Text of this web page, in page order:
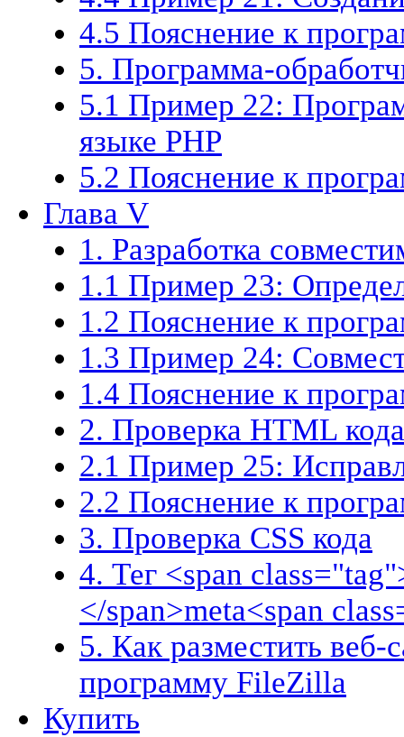
4.5 Пояснение к
5. Программа-
5.1 Пример 22:
языке PHP
5.2 Пояснение к
Глава V
1. Разработка
1.1 Пример 23:
1.2 Пояснение к
1.3 Пример 24:
1.4 Пояснение к
2. Проверка HTML кода
2.1 Пример 25:
2.2 Пояснение к
3. Проверка CSS кода
4. Тег <span
</span>meta<span
5. Как разместить веб-
программу FileZilla
Купить